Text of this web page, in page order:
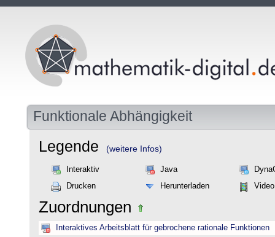
Funktionale Abhängigkeit
Legende (weitere Infos)
Interaktiv Java
Drucken
Herunterladen Video
Zuordnungen
Interaktives Arbeitsblatt für gebrochene rationale Funktionen